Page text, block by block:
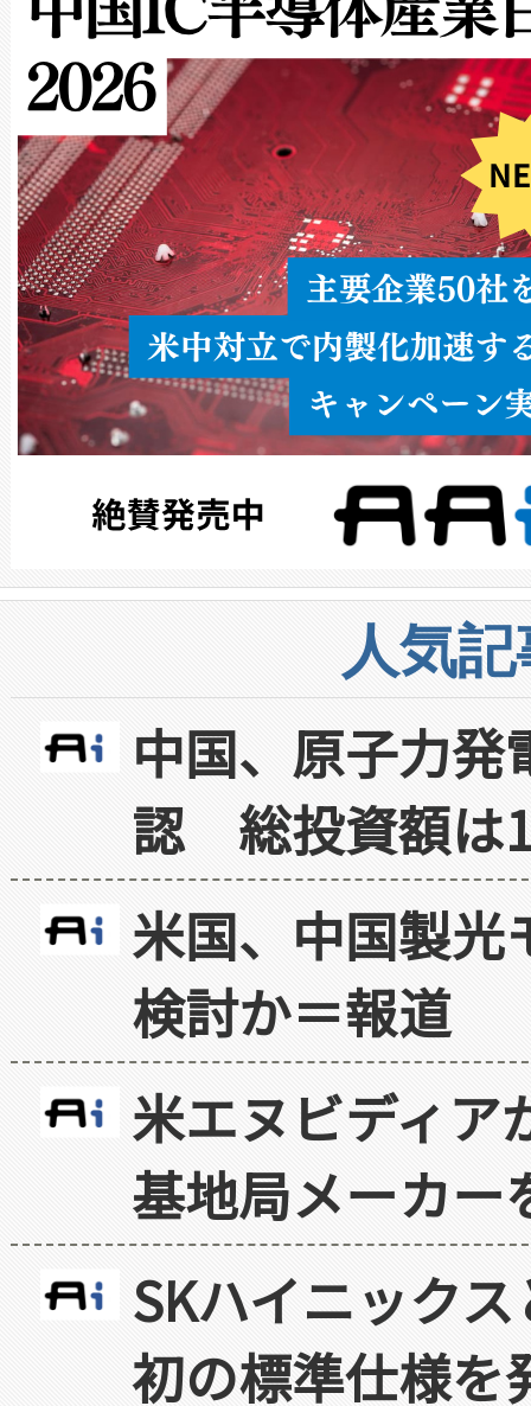
人気
中国、原子力
認 総投資額は
米国、中国製光
検討か＝報道
米エヌビディア
基地局メーカー
SKハイニック
初の標準仕様を